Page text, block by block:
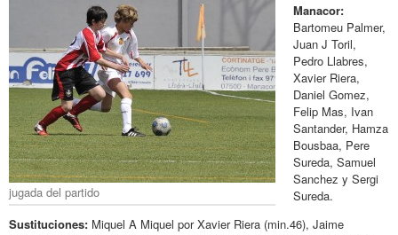
jugada del partido
Manacor:
Bartomeu Palmer,
Juan J Toril,
Pedro Llabres,
Xavier Riera,
Daniel Gomez,
Felip Mas, Ivan
Santander, Hamza
Bousbaa, Pere
Sureda, Samuel
Sanchez y Sergi
Sureda.
Sustituciones: Miquel A Miquel por Xavier Riera (min.46), Jaime